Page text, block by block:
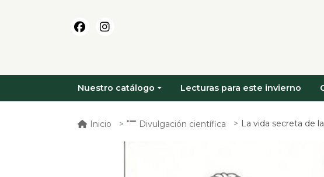
Nuestro catálogo Lecturas para este invierno
Inicio Divulgación científica La vida secreta de